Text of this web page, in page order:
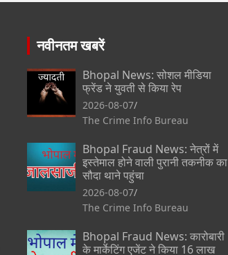
नवीनतम खबरें
Bhopal News: सोशल मीडिया
फ्रेंड ने युवती से किया रेप
2026-08-07
The Crime Info Bureau
Bhopal Fraud News: नेत्रों में
इस्तेमाल होने वाली पुरानी तकनीक का
सौदा थाने पहुंचा
2026-08-07
The Crime Info Bureau
Bhopal Fraud News: कारोबारी
के मार्केटिंग एजेंट ने किया 16 लाख